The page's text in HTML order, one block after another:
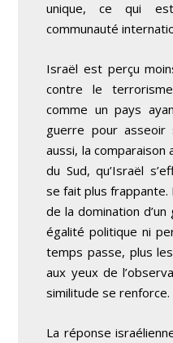
unique, ce qui
communauté
Israël est perçu
contre le
comme un pays
guerre pour asseoir
aussi, la comparaison
du Sud, qu’Israël
se fait plus frappante.
de la domination
égalité politique ni
temps passe, plus
aux yeux de
similitude se renforce.
La réponse